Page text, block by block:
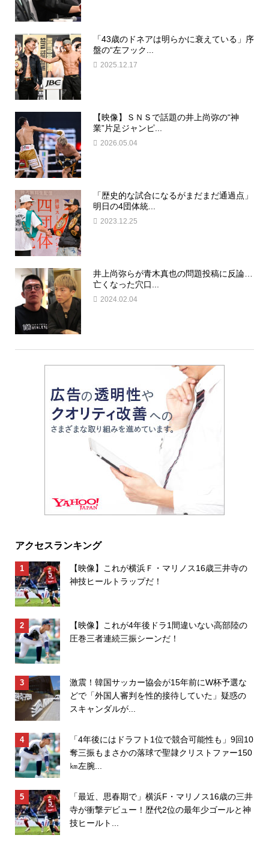
「43歳のドネアは明らかに衰えている」序
盤の“左フック...
2025.12.17
【映像】ＳＮＳで話題の井上尚弥の“神
業”片足ジャンピ...
2026.05.04
「歴史的な試合になるがまだまだ通過点」
明日の4団体統...
2023.12.25
井上尚弥らが青木真也の問題投稿に反論…
亡くなった穴口...
2024.02.04
アクセスランキング
【映像】これが横浜Ｆ・マリノス16歳三井寺の
神技ヒールトラップだ！
【映像】これが4年後ドラ1間違いない高部陸の
圧巻三者連続三振シーンだ！
激震！韓国サッカー協会が15年前にW杯予選な
どで「外国人審判を性的接待していた」疑惑の
スキャンダルが...
「4年後にはドラフト1位で競合可能性も」9回10
奪三振もまさかの落球で聖隷クリストファー150
㎞左腕...
「最近、思春期で」横浜F・マリノス16歳の三井
寺が衝撃デビュー！歴代2位の最年少ゴールと神
技ヒールト...